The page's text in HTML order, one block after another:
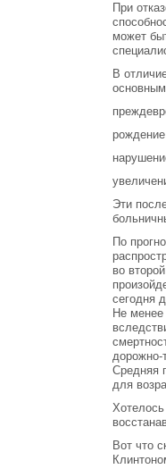
При
может
В
Эти
По
во
сегодня
Не
дорожно-
Средняя
для
Вот что